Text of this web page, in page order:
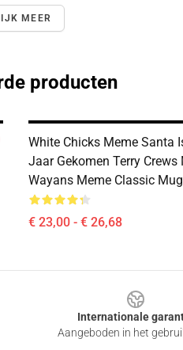
MEER
producten
White Chicks Meme Santa
Jaar Gekomen Terry Crews
Wayans Meme Classic Mug
€ 23,00 - € 26,68
Internationale
Aangeboden in het